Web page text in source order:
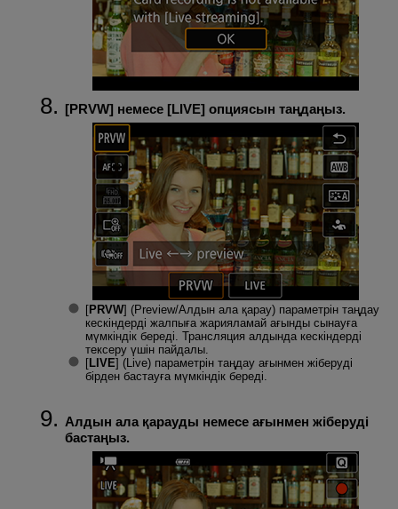
[PRVW] немесе [LIVE] опциясын таңдаңыз.
[PRVW] (Preview/Алдын ала қарау) параметрін таңдау
кескіндерді жалпыға жарияламай ағынды сынауға
мүмкіндік береді. Трансляция алдында кескіндерді
тексеру үшін пайдалы.
[LIVE] (Live) параметрін таңдау ағынмен жіберуді
бірден бастауға мүмкіндік береді.
Алдын ала қарауды немесе ағынмен жіберуді
бастаңыз.